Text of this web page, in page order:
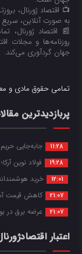
📺 اقتصاد ژورنال،
به صورت آنلاین، سریع
📰 اقتصاد ژورنال،
روزنامه‌ها و مجلات
جهان گردآوری می‌کند.
تمامی حقوق مادی و
پربازدیدترین
11:28 جابه‌جایی حریم
19:28 فولاد نوین
12:01 خرید هوشمندانه
21:07 کاهش قیمت
21:07 عرضه برق در
اعتبار اقتصادژورنال